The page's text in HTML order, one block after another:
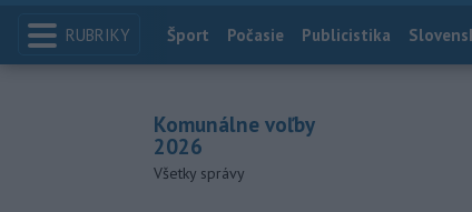
RUBRIKY Index
Šport Počasie Publicistika
Komunálne voľby
2026
Všetky správy